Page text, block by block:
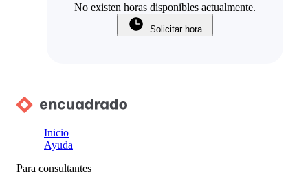
No existen horas disponibles actualmente.
Solicitar hora
Inicio
Ayuda
Para consultantes